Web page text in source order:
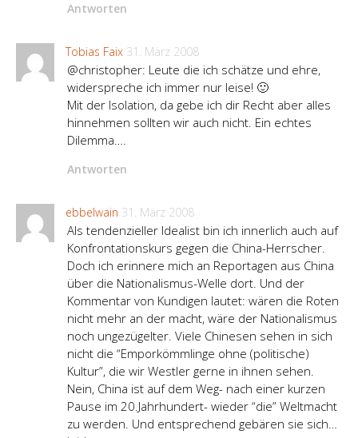
Antworten
Tobias Faix 31. März 2008
@christopher: Leute die ich schätze und ehre,
widerspreche ich immer nur leise! 🙂
Mit der Isolation, da gebe ich dir Recht aber alles
hinnehmen sollten wir auch nicht. Ein echtes
Dilemma….
Antworten
ebbelwain 31. März 2008
Als tendenzieller Idealist bin ich innerlich auch auf
Konfrontationskurs gegen die China-Herrscher.
Doch ich erinnere mich an Reportagen aus China
über die Nationalismus-Welle dort. Und der
Kommentar von Kundigen lautet: wären die Roten
nicht mehr an der macht, wäre der Nationalismus
noch ungezügelter. Viele Chinesen sehen in sich
nicht die “Emporkömmlinge ohne (politische)
Kultur”, die wir Westler gerne in ihnen sehen.
Nein, China ist auf dem Weg- nach einer kurzen
Pause im 20.Jahrhundert- wieder “die” Weltmacht
zu werden. Und entsprechend gebären sie sich…